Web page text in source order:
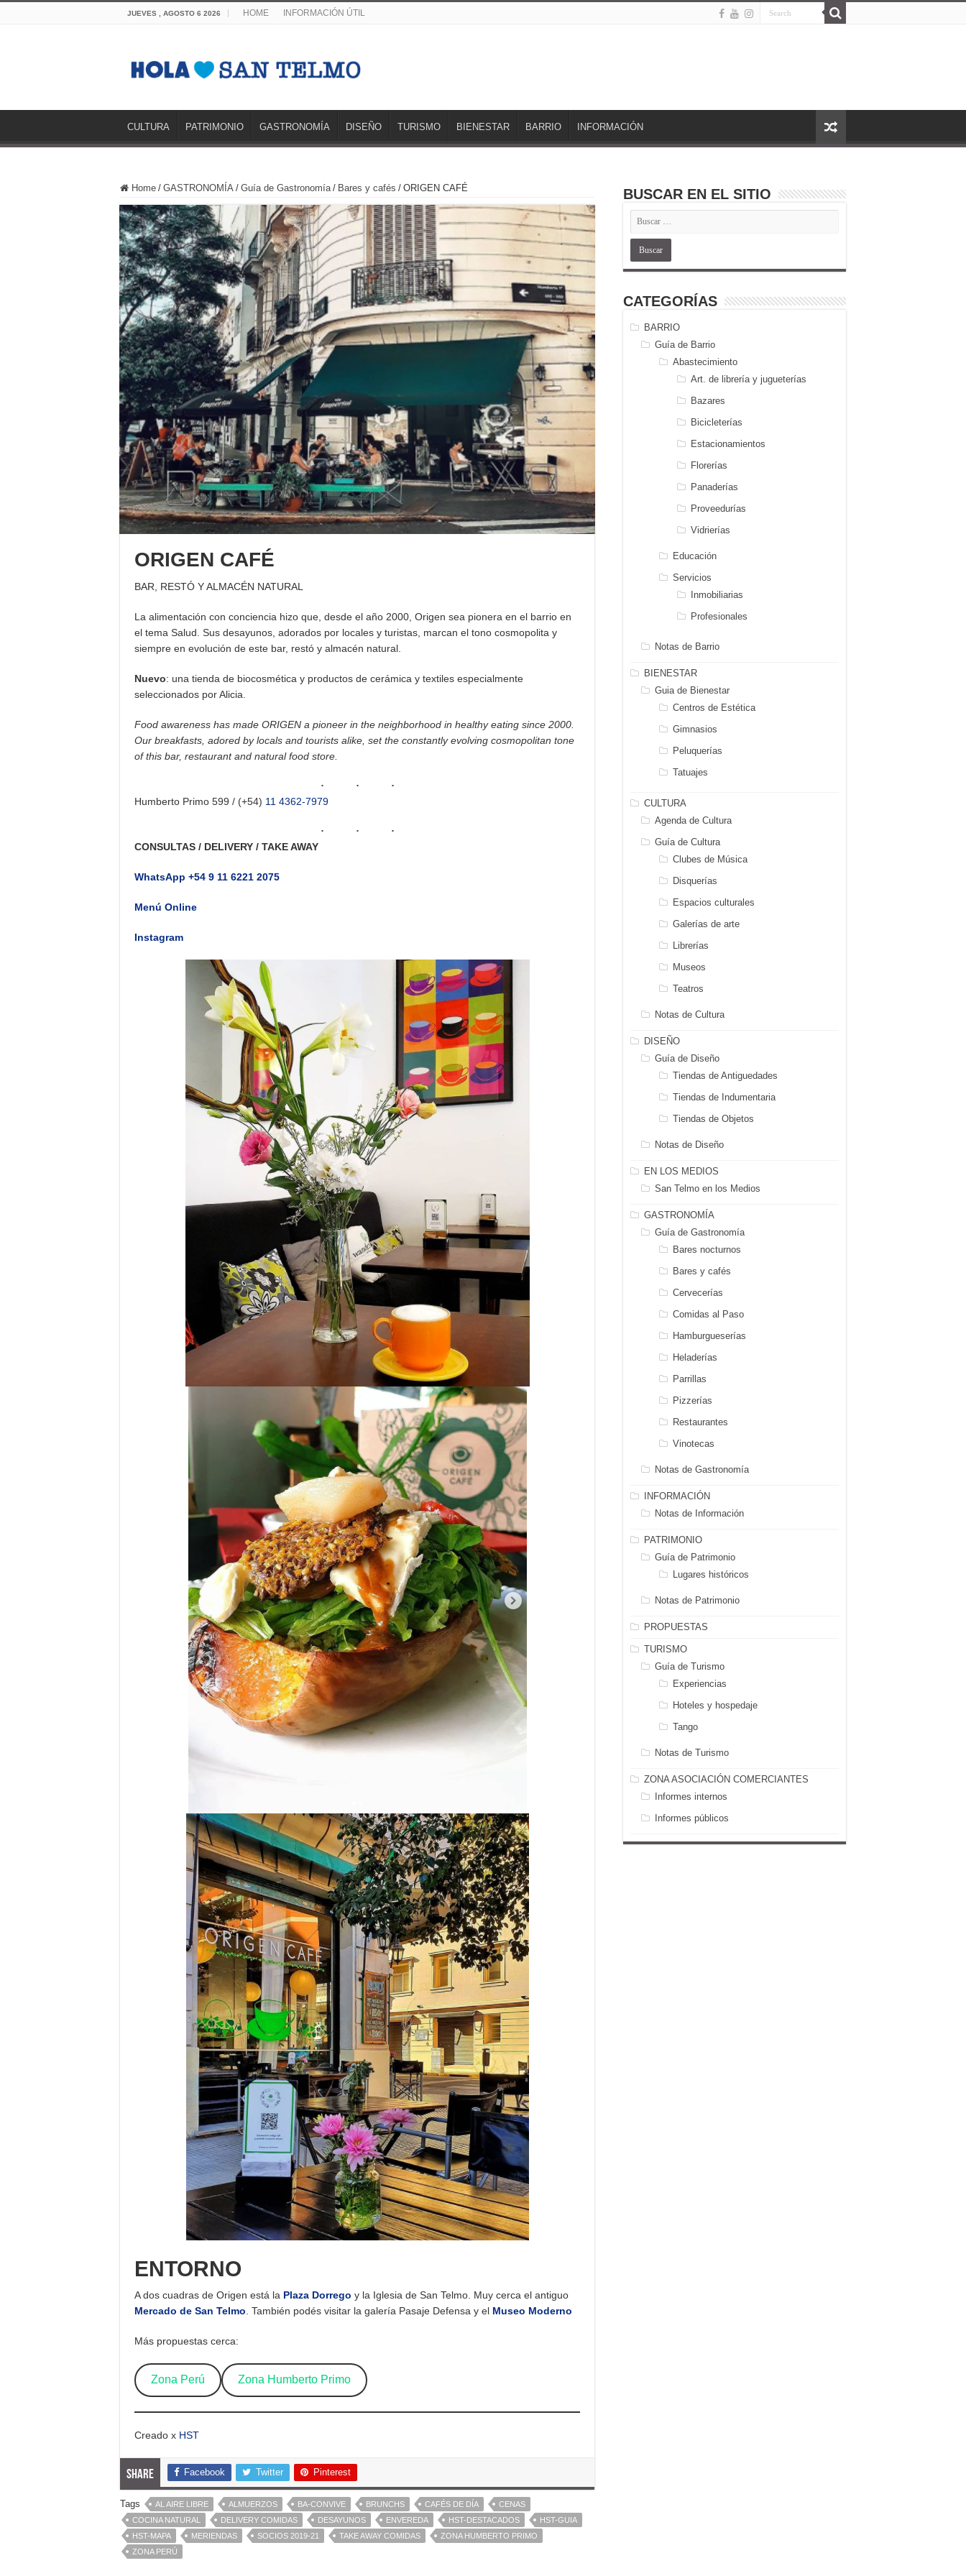
JUEVES , AGOSTO 6 2026 HOME INFORMACIÓN ÚTIL
CULTURA PATRIMONIO GASTRONOMÍA DISEÑO TURISMO BIENESTAR BARRIO INFORMACIÓN
Home / GASTRONOMÍA / Guía de Gastronomía / Bares y cafés / ORIGEN CAFÉ
ORIGEN CAFÉ
BAR, RESTÓ Y ALMACÉN NATURAL
La alimentación con conciencia hizo que, desde el año 2000, Origen sea pionera en el barrio en
el tema Salud. Sus desayunos, adorados por locales y turistas, marcan el tono cosmopolita y
siempre en evolución de este bar, restó y almacén natural.
Nuevo: una tienda de biocosmética y productos de cerámica y textiles especialmente
seleccionados por Alicia.
Food awareness has made ORIGEN a pioneer in the neighborhood in healthy eating since 2000.
Our breakfasts, adored by locals and tourists alike, set the constantly evolving cosmopolitan tone
of this bar, restaurant and natural food store.
Humberto Primo 599 / (+54) 11 4362-7979
CONSULTAS / DELIVERY / TAKE AWAY
WhatsApp +54 9 11 6221 2075
Menú Online
Instagram
ENTORNO
A dos cuadras de Origen está la Plaza Dorrego y la Iglesia de San Telmo. Muy cerca el antiguo
Mercado de San Telmo . También podés visitar la galería Pasaje Defensa y el Museo Moderno
Más propuestas cerca:
Zona Perú Zona Humberto Primo
Creado x HST
Share Facebook Twitter Pinterest
Tags AL AIRE LIBRE ALMUERZOS BA-CONVIVE BRUNCHS CAFÉS DE DÍA
CENAS
COCINA NATURAL
DELIVERY COMIDAS DESAYUNOS ENVEREDA HST-DESTACADOS
HST-GUIA
HST-MAPA
MERIENDAS SOCIOS 2019-21 TAKE AWAY COMIDAS
ZONA HUMBERTO PRIMO
ZONA PERÚ
BUSCAR EN EL SITIO
CATEGORÍAS
BARRIO
Guía de Barrio
Abastecimiento
Art. de librería y jugueterías
Bazares
Bicicleterías
Estacionamientos
Florerías
Panaderías
Proveedurías
Vidrierías
Educación
Servicios
Inmobiliarias
Profesionales
Notas de Barrio
BIENESTAR
Guia de Bienestar
Centros de Estética
Gimnasios
Peluquerías
Tatuajes
CULTURA
Agenda de Cultura
Guía de Cultura
Clubes de Música
Disquerías
Espacios culturales
Galerías de arte
Librerías
Museos
Teatros
Notas de Cultura
DISEÑO
Guía de Diseño
Tiendas de Antiguedades
Tiendas de Indumentaria
Tiendas de Objetos
Notas de Diseño
EN LOS MEDIOS
San Telmo en los Medios
GASTRONOMÍA
Guía de Gastronomía
Bares nocturnos
Bares y cafés
Cervecerías
Comidas al Paso
Hamburgueserías
Heladerías
Parrillas
Pizzerías
Restaurantes
Vinotecas
Notas de Gastronomía
INFORMACIÓN
Notas de Información
PATRIMONIO
Guía de Patrimonio
Lugares históricos
Notas de Patrimonio
PROPUESTAS
TURISMO
Guía de Turismo
Experiencias
Hoteles y hospedaje
Tango
Notas de Turismo
ZONA ASOCIACIÓN COMERCIANTES
Informes internos
Informes públicos